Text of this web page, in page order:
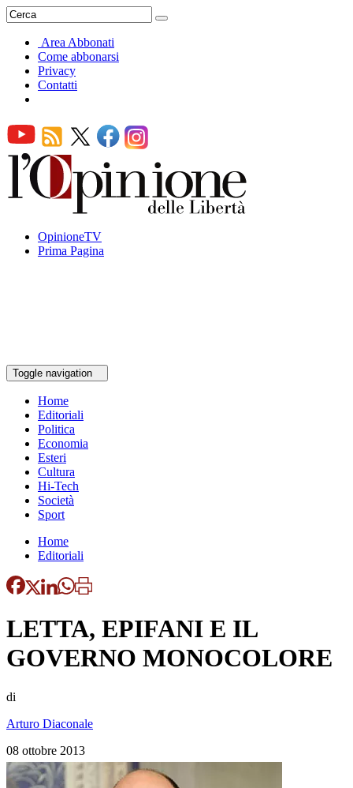
Area Abbonati
Come abbonarsi
Privacy
Contatti
OpinioneTV
Prima Pagina
Toggle navigation
Home
Editoriali
Politica
Economia
Esteri
Cultura
Hi-Tech
Società
Sport
Home
Editoriali
LETTA, EPIFANI E IL
GOVERNO MONOCOLORE
di
Arturo Diaconale
08 ottobre 2013